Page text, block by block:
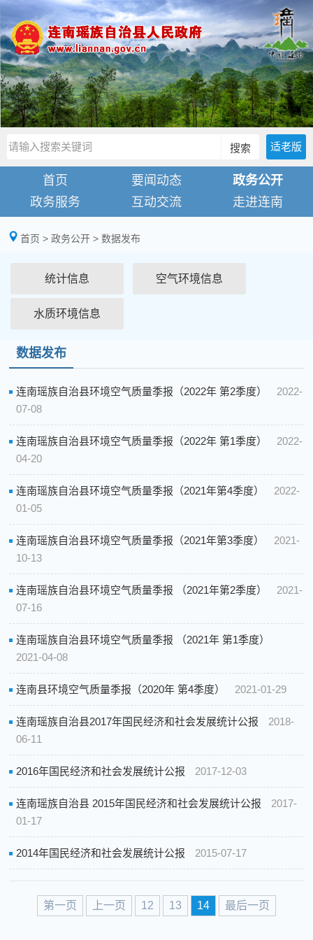
搜索 适老版
首页 要闻动态
政务公开
政务服务
互动交流 走进连南
首页 >政务公开 >数据发布
统计信息 空气环境信息
水质环境信息
数据发布
连南瑶族自治县环境空气质量季报（2022年 第2季度）
2022-
07-08
连南瑶族自治县环境空气质量季报（2022年 第1季度）
2022-
04-20
连南瑶族自治县环境空气质量季报（2021年第4季度）
2022-
01-05
连南瑶族自治县环境空气质量季报（2021年第3季度）
2021-
10-13
连南瑶族自治县环境空气质量季报 （2021年第2季度）
2021-
07-16
连南瑶族自治县环境空气质量季报 （2021年 第1季度）
2021-04-08
连南县环境空气质量季报（2020年 第4季度） 2021-01-29
连南瑶族自治县2017年国民经济和社会发展统计公报
2018-
06-11
2016年国民经济和社会发展统计公报 2017-12-03
连南瑶族自治县 2015年国民经济和社会发展统计公报
2017-
01-17
2014年国民经济和社会发展统计公报 2015-07-17
第一页 上一页 12 13 14 最后一页